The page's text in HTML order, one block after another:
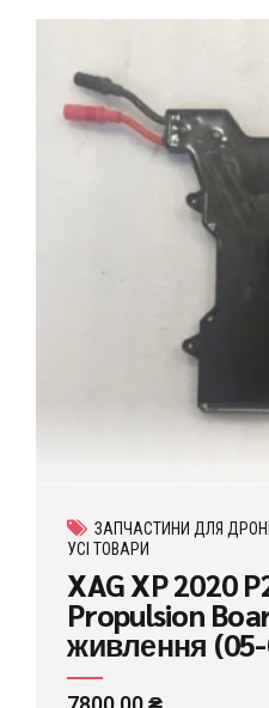
ЗАПЧАСТИНИ ДЛЯ
УСІ ТОВАРИ
XAG XP 2020
Propulsion
живлення